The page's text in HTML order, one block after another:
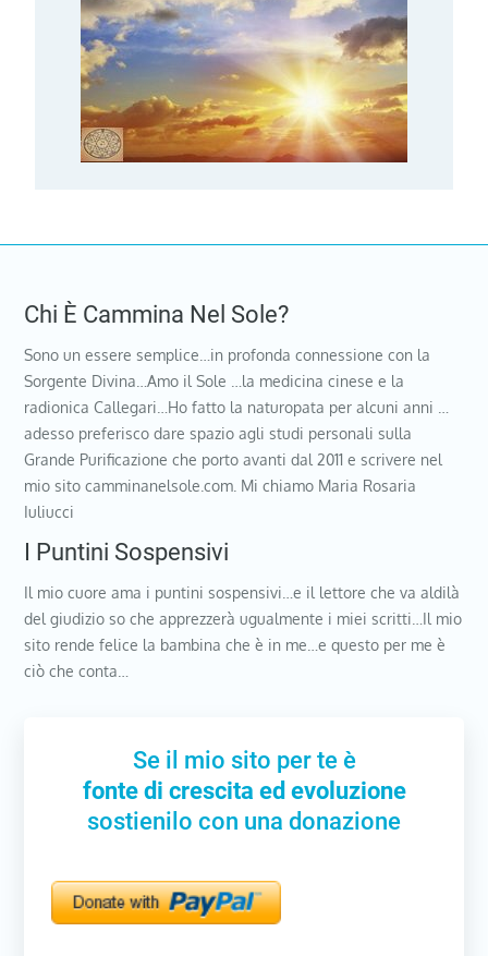
Chi È Cammina Nel Sole?
Sono un essere semplice…in profonda connessione con la
Sorgente Divina…Amo il Sole …la medicina cinese e la
radionica Callegari…Ho fatto la naturopata per alcuni anni …
adesso preferisco dare spazio agli studi personali sulla
Grande Purificazione che porto avanti dal 2011 e scrivere nel
mio sito camminanelsole.com. Mi chiamo Maria Rosaria
Iuliucci
I Puntini Sospensivi
Il mio cuore ama i puntini sospensivi…e il lettore che va aldilà
del giudizio so che apprezzerà ugualmente i miei scritti…Il mio
sito rende felice la bambina che è in me…e questo per me è
ciò che conta…
Se il mio sito per te è
fonte di crescita ed evoluzione
sostienilo con una donazione